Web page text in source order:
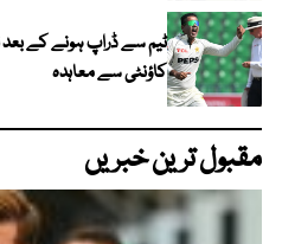
ٹیم سے ڈراپ ہونے کے بعد
کاؤنٹی سے معاہدہ
مقبول ترین خبریں